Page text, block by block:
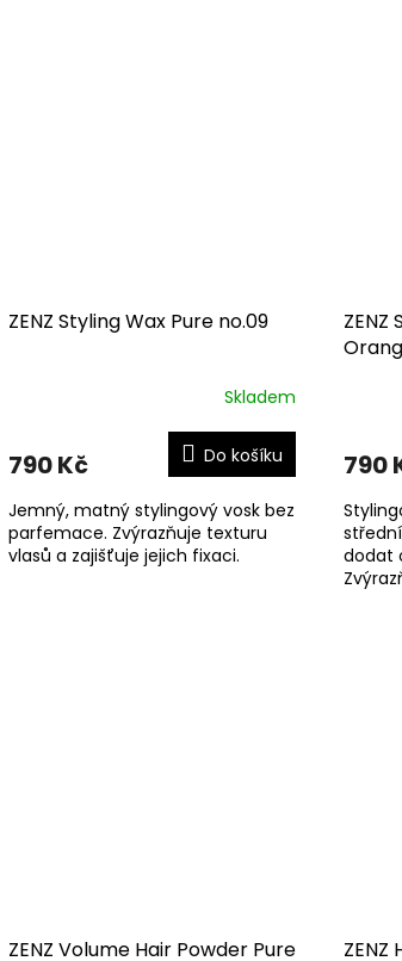
ZENZ Styling Wax Pure no.09
Skladem
790 Kč Do košíku
Jemný, matný stylingový vosk bez
parfemace. Zvýrazňuje texturu
vlasů a zajišťuje jejich fixaci.
ZENZ
790
dodat
ZENZ Volume Hair Powder Pure